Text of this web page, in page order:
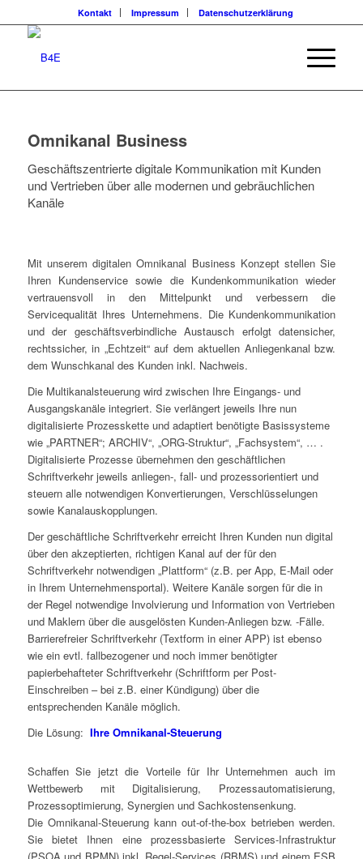
Kontakt Impressum Datenschutzerklärung
Omnikanal Business
Geschäftszentrierte digitale Kommunikation mit Kunden
und Vertrieben über alle modernen und gebräuchlichen
Kanäle
Mit unserem digitalen Omnikanal Business Konzept stellen Sie
Ihren Kundenservice sowie die Kundenkommunikation wieder
vertrauensvoll in den Mittelpunkt und verbessern die
Servicequalität Ihres Unternehmens. Die Kundenkommunikation
und der geschäftsverbindliche Austausch erfolgt datensicher,
rechtssicher, in „Echtzeit“ auf dem aktuellen Anliegenkanal bzw.
dem Wunschkanal des Kunden inkl. Nachweis.
Die Multikanalsteuerung wird zwischen Ihre Eingangs- und
Ausgangskanäle integriert. Sie verlängert jeweils Ihre nun
digitalisierte Prozesskette und adaptiert benötigte Basissysteme
wie „PARTNER“; ARCHIV“, „ORG-Struktur“, „Fachsystem“, … .
Digitalisierte Prozesse übernehmen den geschäftlichen
Schriftverkehr jeweils anliegen-, fall- und prozessorientiert und
steuern alle notwendigen Konvertierungen, Verschlüsselungen
sowie Kanalauskopplungen.
Der geschäftliche Schriftverkehr erreicht Ihren Kunden nun digital
über den akzeptierten, richtigen Kanal auf der für den
Schriftverkehr notwendigen „Plattform“ (z.B. per App, E-Mail oder
in Ihrem Unternehmensportal). Weitere Kanäle sorgen für die in
der Regel notwendige Involvierung und Information von Vertrieben
und Maklern über die ausgelösten Kunden-Anliegen bzw. -Fälle.
Barrierefreier Schriftverkehr (Textform in einer APP) ist ebenso
wie ein evtl. fallbezogener und noch immer benötigter
papierbehafteter Schriftverkehr (Schriftform per Post-
Einschreiben – bei z.B. einer Kündigung) über die
entsprechenden Kanäle möglich.
Die Lösung: Ihre Omnikanal-Steuerung
Schaffen Sie jetzt die Vorteile für Ihr Unternehmen auch im
Wettbewerb mit Digitalisierung, Prozessautomatisierung,
Prozessoptimierung, Synergien und Sachkostensenkung.
Die Omnikanal-Steuerung kann out-of-the-box betrieben werden.
Sie bietet Ihnen eine prozessbasierte Services-Infrastruktur